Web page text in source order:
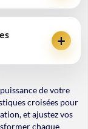
de votre
croisées pour
et ajustez vos
chaque